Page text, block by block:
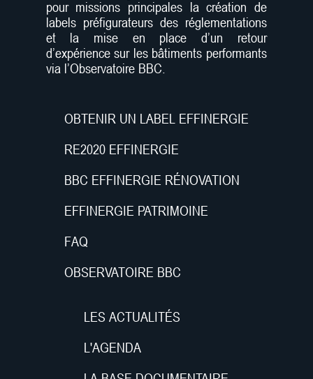
pour missions principales la création de
labels préfigurateurs des réglementations
et la mise en place d’un retour
d’expérience sur les bâtiments performants
via l’Observatoire BBC.
OBTENIR UN LABEL EFFINERGIE
RE2020 EFFINERGIE
BBC EFFINERGIE RÉNOVATION
EFFINERGIE PATRIMOINE
FAQ
OBSERVATOIRE BBC
LES ACTUALITÉS
L'AGENDA